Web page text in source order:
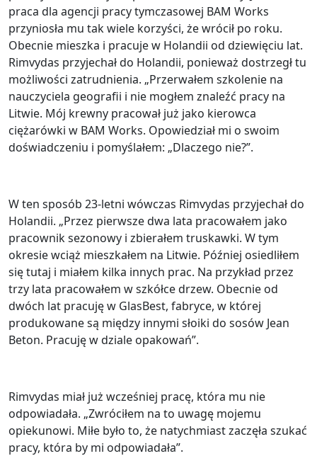
praca dla agencji pracy tymczasowej BAM Works
przyniosła mu tak wiele korzyści, że wrócił po roku.
Obecnie mieszka i pracuje w Holandii od dziewięciu lat.
Rimvydas przyjechał do Holandii, ponieważ dostrzegł tu
możliwości zatrudnienia. „Przerwałem szkolenie na
nauczyciela geografii i nie mogłem znaleźć pracy na
Litwie. Mój krewny pracował już jako kierowca
ciężarówki w BAM Works. Opowiedział mi o swoim
doświadczeniu i pomyślałem: „Dlaczego nie?”.
W ten sposób 23-letni wówczas Rimvydas przyjechał do
Holandii. „Przez pierwsze dwa lata pracowałem jako
pracownik sezonowy i zbierałem truskawki. W tym
okresie wciąż mieszkałem na Litwie. Później osiedliłem
się tutaj i miałem kilka innych prac. Na przykład przez
trzy lata pracowałem w szkółce drzew. Obecnie od
dwóch lat pracuję w GlasBest, fabryce, w której
produkowane są między innymi słoiki do sosów Jean
Beton. Pracuję w dziale opakowań”.
Rimvydas miał już wcześniej pracę, która mu nie
odpowiadała. „Zwróciłem na to uwagę mojemu
opiekunowi. Miłe było to, że natychmiast zaczęła szukać
pracy, która by mi odpowiadała”.